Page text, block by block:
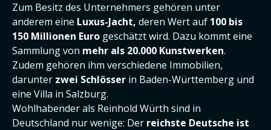
Zum Besitz des Unternehmers gehören unter
anderem eine Luxus-Jacht, deren Wert auf 100 bis
150 Millionen Euro geschätzt wird. Dazu kommt eine
Sammlung von mehr als 20.000 Kunstwerken.
Zudem gehören ihm verschiedene Immobilien,
darunter zwei Schlösser in Baden-Württemberg und
eine Villa in Salzburg.
Wohlhabender als Reinhold Würth sind in
Deutschland nur wenige: Der reichste Deutsche ist